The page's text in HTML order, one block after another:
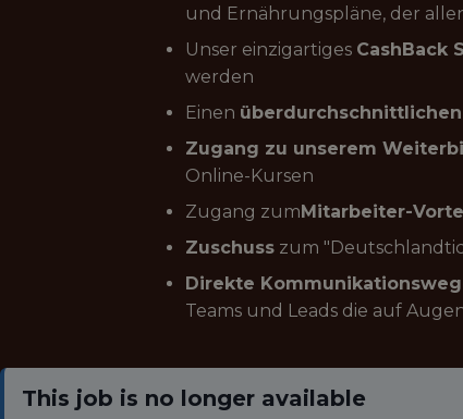
und Ernährungspläne, der
Unser einzigartiges CashBack
werden
Einen überdurchschnittlichen
Zugang zu unserem
Online-Kursen
Zugang zumMitarbeiter-
Zuschuss zum
Direkte
Teams und Leads die auf
This job is no longer available